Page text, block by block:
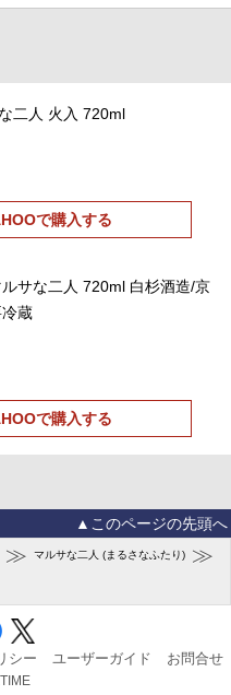
二人 火入 720ml
で購入する
サな二人 720ml 白杉酒造/京
蔵
で購入する
▲このページの先頭へ
≫ マルサな二人 (まるさなふたり) ≫
シー ユーザーガイド お問合せ